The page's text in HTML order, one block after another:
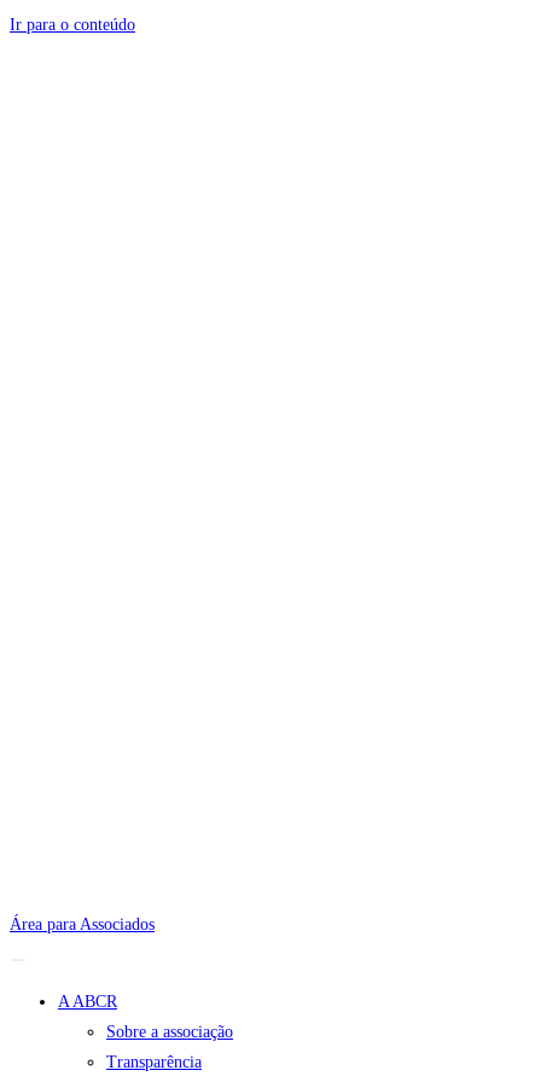
Ir para o conteúdo
Área para Associados
A ABCR
Sobre a associação
Transparência